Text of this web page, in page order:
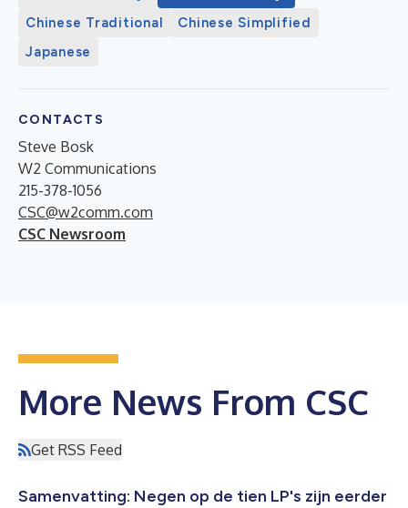
Chinese Traditional
Chinese Simplified
Japanese
CONTACTS
Steve Bosk
W2 Communications
215-378-1056
CSC@w2comm.com
CSC Newsroom
More News From CSC
Get RSS Feed
Samenvatting: Negen op de tien LP's zijn eerder